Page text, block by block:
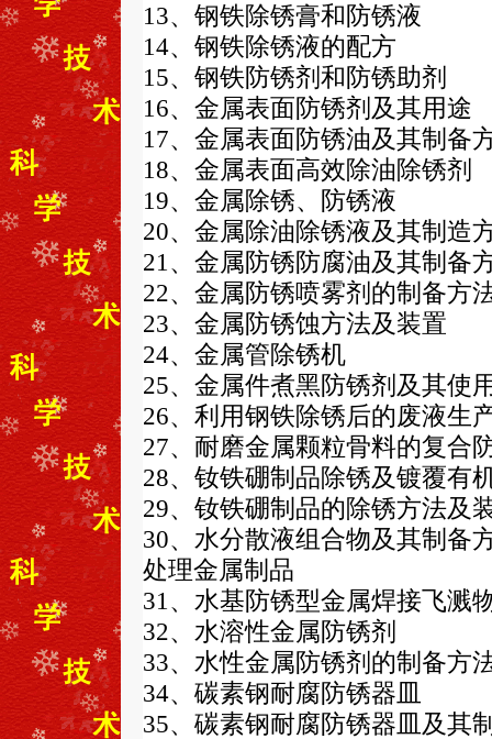
13、钢铁除锈膏和防锈液
14、钢铁除锈液的配方
15、钢铁防锈剂和防锈助剂
16、金属表面防锈剂及其用途
17、金属表面防锈油及其制备
18、金属表面高效除油除锈剂
19、金属除锈、防锈液
20、金属除油除锈液及其制造
21、金属防锈防腐油及其制备
22、金属防锈喷雾剂的制备方
23、金属防锈蚀方法及装置
24、金属管除锈机
25、金属件煮黑防锈剂及其使
26、利用钢铁除锈后的废液生
27、耐磨金属颗粒骨料的复合
28、钕铁硼制品除锈及镀覆有
29、钕铁硼制品的除锈方法及
30、水分散液组合物及其制备
处理金属制品
31、水基防锈型金属焊接飞溅
32、水溶性金属防锈剂
33、水性金属防锈剂的制备方
34、碳素钢耐腐防锈器皿
35、碳素钢耐腐防锈器皿及其